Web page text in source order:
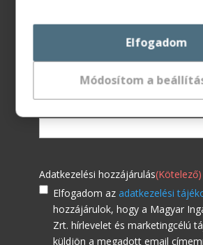
Hírlevél
Adatkezelési hozzájárulás(Kötelező)
Elfogadom az adatkezelési
hozzájárulok, hogy a Magyar
Zrt. hírlevelet és marketingcélú
küldjön a megadott email
Elfogadom
Módosítom a